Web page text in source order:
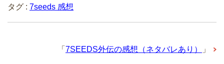
タグ : 7seeds 感想
「 7SEEDS外伝の感想（ネタバレあり） 」